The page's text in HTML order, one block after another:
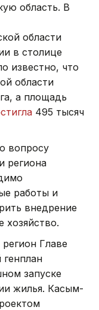
область. В
области
в столице
известно, что
области
а площадь
495 тысяч
вопросу
региона
работы и
внедрение
хозяйство.
Главе
запуске
жилья. Касым-